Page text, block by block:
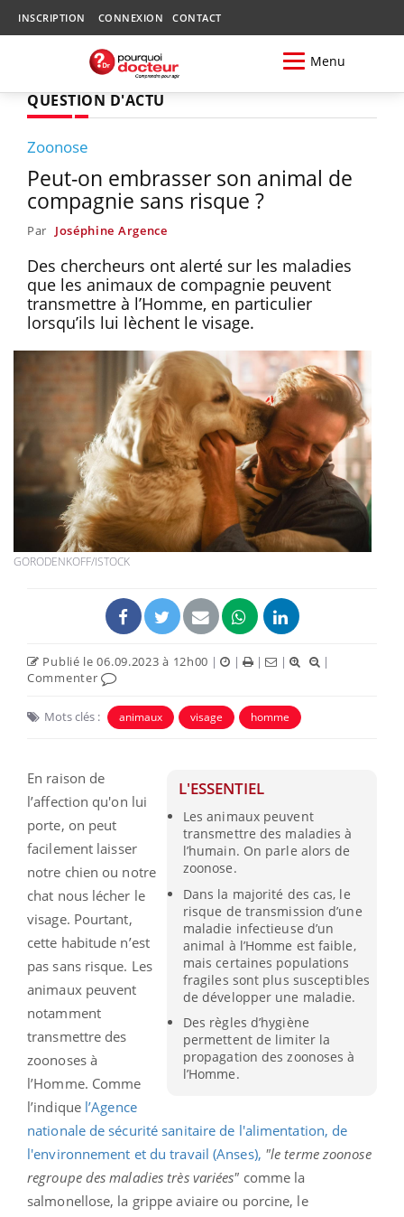
INSCRIPTION CONNEXION CONTACT
Menu
QUESTION D'ACTU
Zoonose
Peut-on embrasser son animal de
compagnie sans risque ?
Par Joséphine Argence
Des chercheurs ont alerté sur les maladies
que les animaux de compagnie peuvent
transmettre à l’Homme, en particulier
lorsqu’ils lui lèchent le visage.
GORODENKOFF/ISTOCK
Publié le 06.09.2023 à 12h00 | | | |
|
Commenter
Mots clés : animaux visage homme
L'ESSENTIEL
Les animaux peuvent
transmettre des maladies à
l’humain. On parle alors de
zoonose.
Dans la majorité des cas, le
risque de transmission d’une
maladie infectieuse d’un
animal à l’Homme est faible,
mais certaines populations
fragiles sont plus susceptibles
de développer une maladie.
Des règles d’hygiène
permettent de limiter la
propagation des zoonoses à
l’Homme.
En raison de
l’affection qu'on lui
porte, on peut
facilement laisser
notre chien ou notre
chat nous lécher le
visage. Pourtant,
cette habitude n’est
pas sans risque. Les
animaux peuvent
notamment
transmettre des
zoonoses à
l’Homme. Comme
l’indique l’Agence
nationale de sécurité sanitaire de l'alimentation, de
l'environnement et du travail (Anses), "le terme zoonose
regroupe des maladies très variées" comme la
salmonellose, la grippe aviaire ou porcine, le